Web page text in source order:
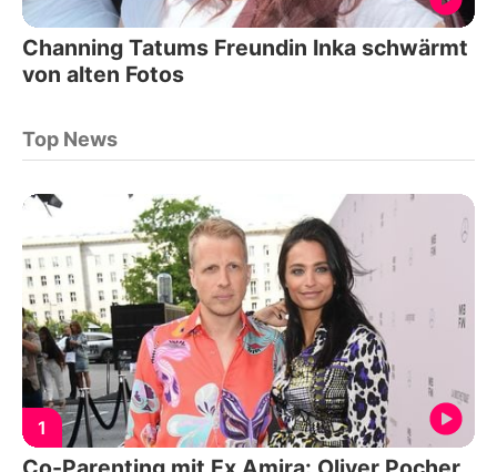
Channing Tatums Freundin Inka schwärmt
von alten Fotos
Top News
1